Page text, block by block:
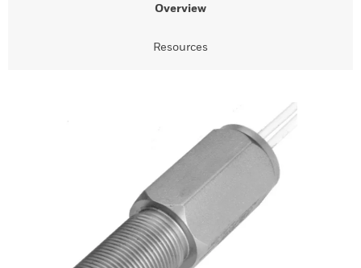
Overview
Resources